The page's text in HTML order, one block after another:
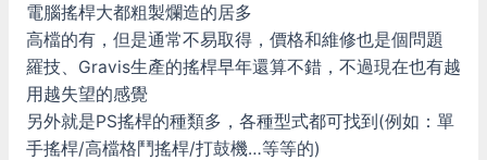
電腦搖桿大都粗製爛造的居多
高檔的有，但是通常不易取得，價格和維修也是個問題
羅技、Gravis生產的搖桿早年還算不錯，不過現在也有越
用越失望的感覺
另外就是PS搖桿的種類多，各種型式都可找到(例如：單
手搖桿/高檔格鬥搖桿/打鼓機…等等的)